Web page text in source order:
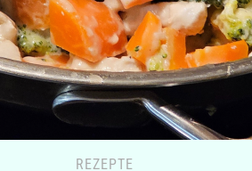
REZEPTE